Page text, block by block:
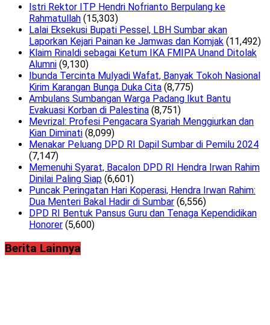
Istri Rektor ITP Hendri Nofrianto Berpulang ke
Rahmatullah (15,303)
Lalai Eksekusi Bupati Pessel, LBH Sumbar akan
Laporkan Kejari Painan ke Jamwas dan Komjak (11,492)
Klaim Rinaldi sebagai Ketum IKA FMIPA Unand Ditolak
Alumni (9,130)
Ibunda Tercinta Mulyadi Wafat, Banyak Tokoh Nasional
Kirim Karangan Bunga Duka Cita (8,775)
Ambulans Sumbangan Warga Padang Ikut Bantu
Evakuasi Korban di Palestina (8,751)
Mevrizal: Profesi Pengacara Syariah Menggiurkan dan
Kian Diminati (8,099)
Menakar Peluang DPD RI Dapil Sumbar di Pemilu 2024
(7,147)
Memenuhi Syarat, Bacalon DPD RI Hendra Irwan Rahim
Dinilai Paling Siap (6,601)
Puncak Peringatan Hari Koperasi, Hendra Irwan Rahim:
Dua Menteri Bakal Hadir di Sumbar (6,556)
DPD RI Bentuk Pansus Guru dan Tenaga Kependidikan
Honorer (5,600)
Berita Lainnya